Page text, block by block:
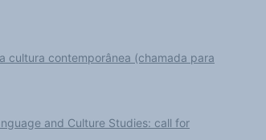
cultura contemporânea (chamada para
and Culture Studies: call for